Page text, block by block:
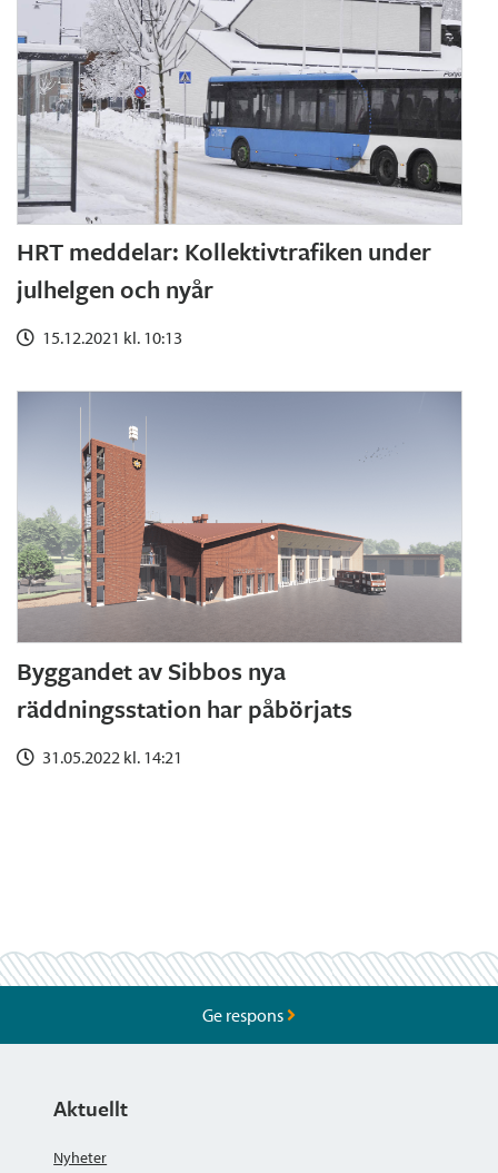
HRT meddelar: Kollektivtrafiken under
julhelgen och nyår
15.12.2021 kl. 10:13
Byggandet av Sibbos nya
räddningsstation har påbörjats
31.05.2022 kl. 14:21
Ge respons
Aktuellt
Nyheter